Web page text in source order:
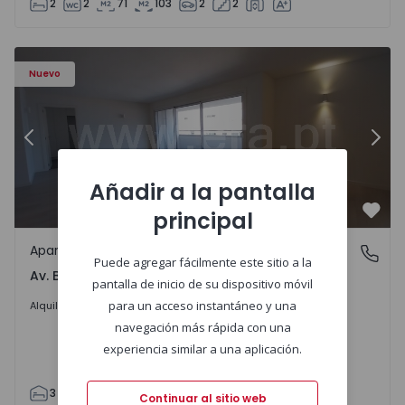
2 2 71 103 2 2
Nuevo
Apartamento T3 Porto, Av. Boavista - 1575472 - 5
Anterior
Av. Boavista, Porto
Apartamento
Av. Boavista, Porto
Alquilar 2.300 €/mes
3 142 2 4
Añadir a la pantalla
principal
Puede agregar fácilmente este sitio a la
pantalla de inicio de su dispositivo móvil
para un acceso instantáneo y una
navegación más rápida con una
experiencia similar a una aplicación.
Continuar al sitio web